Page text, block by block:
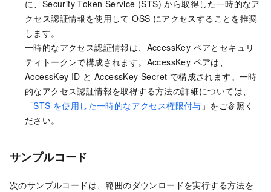
に、Security Token Service (STS) から取得した一時的なア
クセス認証情報を使用して OSS にアクセスすることを推奨
します。
一時的なアクセス認証情報は、AccessKey ペアとセキュリ
ティトークンで構成されます。AccessKey ペアは、
AccessKey ID と AccessKey Secret で構成されます。一時
的なアクセス認証情報を取得する方法の詳細については、
「STS を使用した一時的なアクセス権限付与 」をご参照く
ださい。
サンプルコード
次のサンプルコードは、範囲のダウンロードを実行する方法を